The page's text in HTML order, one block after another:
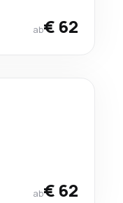
ab€ 62
ab€ 62